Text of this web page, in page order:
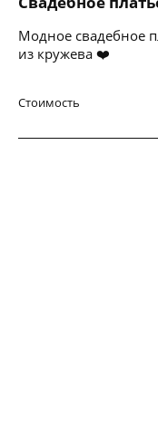
Модное свадебное
из кружева ❤️
Стоимость